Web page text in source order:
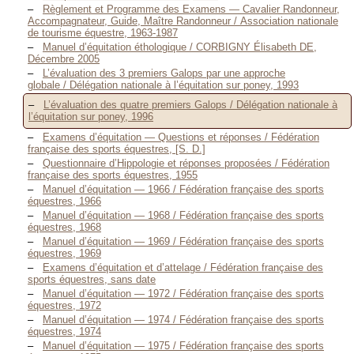
Règlement et Programme des Examens — Cavalier Randonneur,
Accompagnateur, Guide, Maître Randonneur / Association nationale
de tourisme équestre, 1963-1987
Manuel d’équitation éthologique / CORBIGNY Élisabeth DE,
Décembre 2005
L’évaluation des 3 premiers Galops par une approche
globale / Délégation nationale à l’équitation sur poney, 1993
L’évaluation des quatre premiers Galops / Délégation nationale à
l’équitation sur poney, 1996
Examens d’équitation — Questions et réponses / Fédération
française des sports équestres, [S. D.]
Questionnaire d’Hippologie et réponses proposées / Fédération
française des sports équestres, 1955
Manuel d’équitation — 1966 / Fédération française des sports
équestres, 1966
Manuel d’équitation — 1968 / Fédération française des sports
équestres, 1968
Manuel d’équitation — 1969 / Fédération française des sports
équestres, 1969
Examens d’équitation et d’attelage / Fédération française des
sports équestres, sans date
Manuel d’équitation — 1972 / Fédération française des sports
équestres, 1972
Manuel d’équitation — 1974 / Fédération française des sports
équestres, 1974
Manuel d’équitation — 1975 / Fédération française des sports